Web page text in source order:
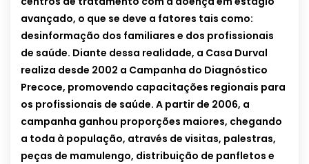
avançado, o que se deve a fatores tais como:
desinformação dos familiares e dos profissionais
de saúde. Diante dessa realidade, a Casa Durval
realiza desde 2002 a Campanha do Diagnóstico
Precoce, promovendo capacitações regionais para
os profissionais de saúde. A partir de 2006, a
campanha ganhou proporções maiores, chegando
a toda à população, através de visitas, palestras,
peças de mamulengo, distribuição de panfletos e